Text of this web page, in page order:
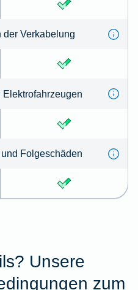
der Ver­kabe­lung
Folgeschäden
Unsere
zum